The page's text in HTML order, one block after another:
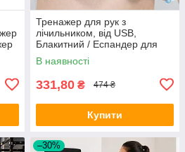
Тренажер для рук з
лічильником, від USB,
Блакитний / Еспандер для
рук / Портативний силовий
тренажер / Тренажер для
В наявності
331,80 ₴ 474 ₴
Купити
–30%